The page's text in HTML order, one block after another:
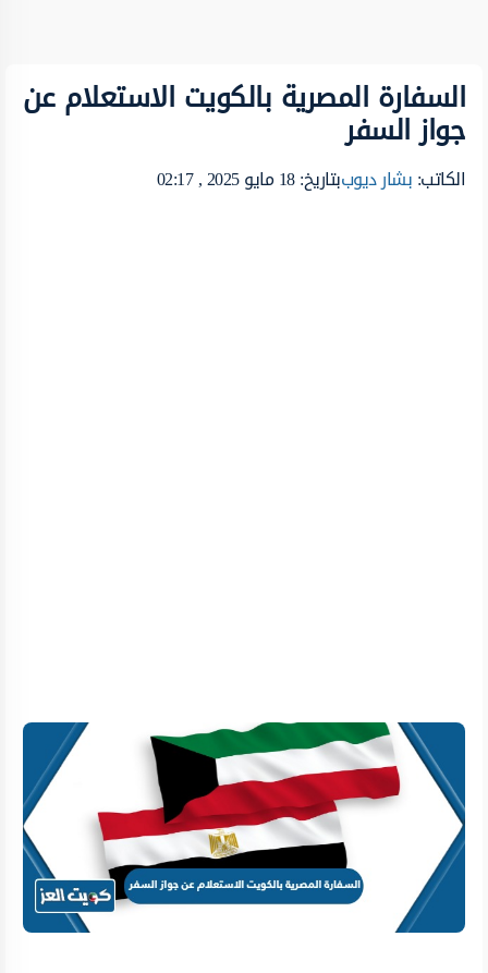
السفارة المصرية بالكويت الاستعلام عن
جواز السفر
الكاتب:بشار ديوببتاريخ: 18 مايو 2025 , 02:17